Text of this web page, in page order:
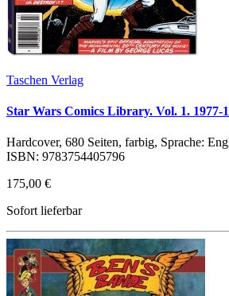
Taschen Verlag
Star Wars Comics Library. Vol. 1. 1977-
Hardcover, 680 Seiten, farbig, Sprache:
ISBN: 9783754405796
175,00 €
Sofort lieferbar